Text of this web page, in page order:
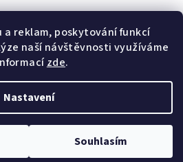
a reklam, poskytování funkcí
naší návštěvnosti využíváme
zde.
Nastavení
Souhlasím
nastavení cookies
Shoptet